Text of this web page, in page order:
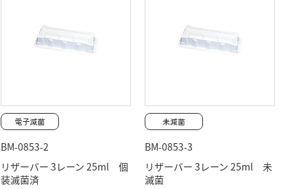
BM-0853-2
リザーバー 3レーン 25ml 個
装滅菌済
BM-0853-3
リザーバー 3レーン 25ml 未
滅菌